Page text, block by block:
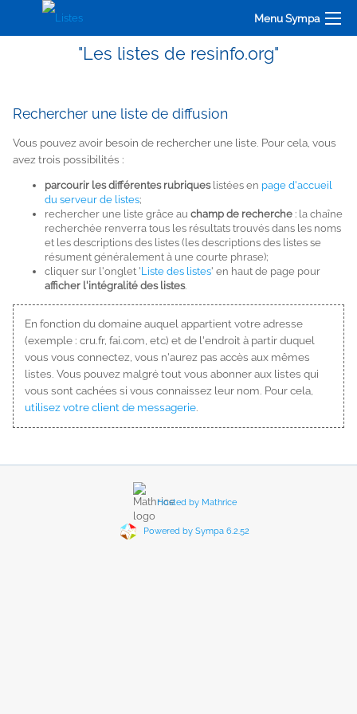
Menu Sympa
"Les listes de resinfo.org"
Rechercher une liste de diffusion
Vous pouvez avoir besoin de rechercher une liste. Pour cela, vous
avez trois possibilités :
parcourir les différentes rubriqueslistées en page d'accueil
du serveur de listes;
rechercher une liste grâce au champ de recherche : la chaîne
recherchée renverra tous les résultats trouvés dans les noms
et les descriptions des listes (les descriptions des listes se
résument généralement à une courte phrase);
cliquer sur l'onglet ' Liste des listes' en haut de page pour
afficher l'intégralité des listes.
En fonction du domaine auquel appartient votre adresse
(exemple : cru.fr, fai.com, etc) et de l'endroit à partir duquel
vous vous connectez, vous n'aurez pas accès aux mêmes
listes. Vous pouvez malgré tout vous abonner aux listes qui
vous sont cachées si vous connaissez leur nom. Pour cela,
utilisez votre client de messagerie.
Hosted by Mathrice
Powered by Sympa 6.2.52